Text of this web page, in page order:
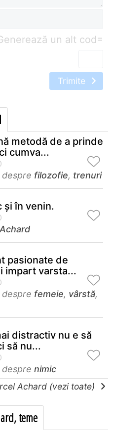
=
Trimite
metodă de a prinde
cumva...
despre filozofie, trenuri
şi în venin.
pasionate de
impart varsta...
despre femeie, vârstă,
distractiv nu e să
să nu...
despre nimic
Achard (vezi toate)
teme